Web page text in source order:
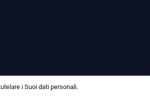
i Suoi dati personali.